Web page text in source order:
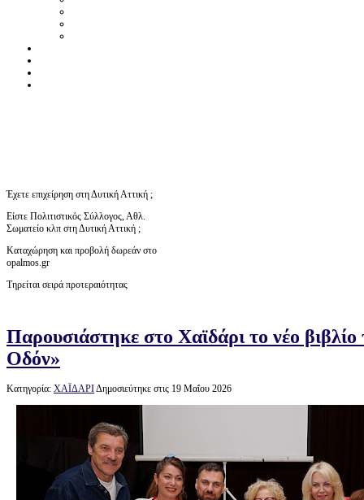
Έχετε επιχείρηση στη Δυτική Αττική ;
Είστε Πολιτιστικός Σύλλογος, Αθλ.
Σωματείο κλπ στη Δυτική Αττική ;
Καταχώρηση και προβολή δωρεάν στο
opalmos.gr
Τηρείται σειρά προτεραιότητας
Παρουσιάστηκε στο Χαϊδάρι το νέο
Οδόν»
Κατηγορία: ΧΑΪΔΑΡΙΔημοσιεύτηκε στις 19 Μαΐου 2026